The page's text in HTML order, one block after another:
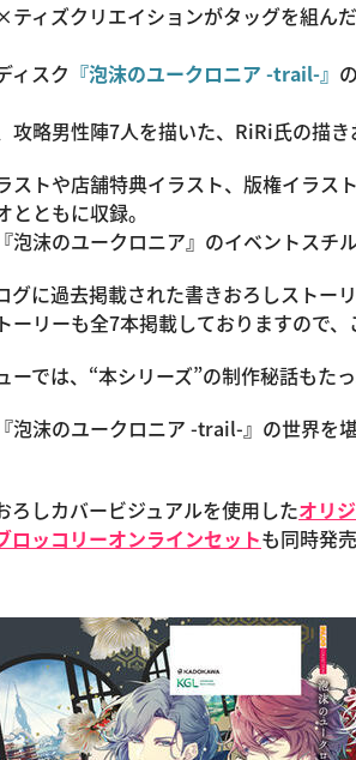
ィズクリエイションがタッグを組ん
ィスク 『泡沫のユークロニア -trail-』 の
攻略男性陣7人を描いた、RiRi氏の描き
ストや店舗特典イラスト、版権イラス
とともに収録。
泡沫のユークロニア』のイベントスチ
グに過去掲載された書きおろしストー
ーリーも全7本掲載しておりますので、
ーでは、“本シリーズ”の制作秘話もたっ
泡沫のユークロニア -trail-』の世界を
ろしカバービジュアルを使用したオリ
ロッコリーオンラインセットも同時発